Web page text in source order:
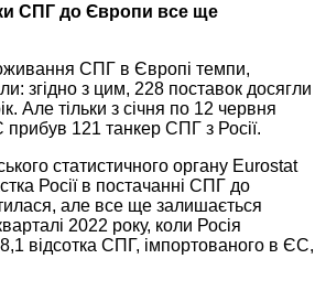
СПГ до Європи все ще
СПГ в Європі темпи,
згідно з цим, 228 поставок досягли
Але тільки з січня по 12 червня
121 танкер СПГ з Росії.
статистичного органу Eurostat
Росії в постачанні СПГ до
але все ще залишається
2022 року, коли Росія
відсотка СПГ, імпортованого в ЄС,